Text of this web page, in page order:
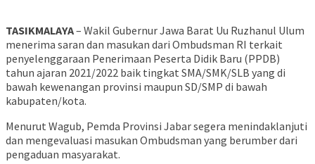
TASIKMALAYA– Wakil Gubernur Jawa Barat Uu Ruzhanul Ulum
menerima saran dan masukan dari Ombudsman RI terkait
penyelenggaraan Penerimaan Peserta Didik Baru (PPDB)
tahun ajaran 2021/2022 baik tingkat SMA/SMK/SLB yang di
bawah kewenangan provinsi maupun SD/SMP di bawah
kabupaten/kota.
Menurut Wagub, Pemda Provinsi Jabar segera menindaklanjuti
dan mengevaluasi masukan Ombudsman yang berumber dari
pengaduan masyarakat.